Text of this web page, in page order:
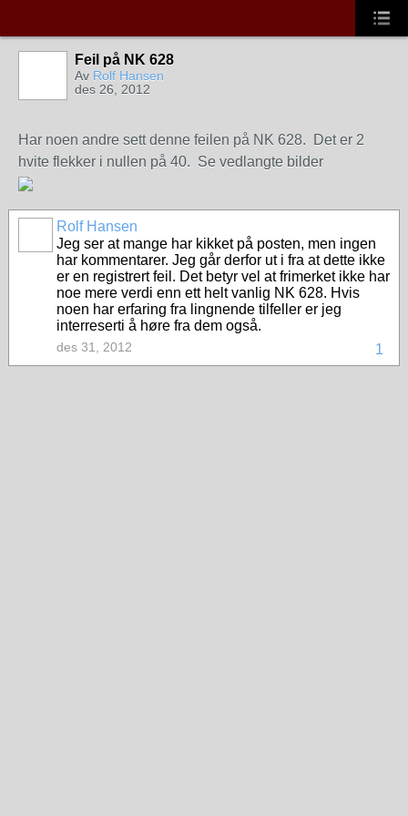
Feil på NK 628
Av Rolf Hansen
des 26, 2012
Har noen andre sett denne feilen på NK 628. Det er 2
hvite flekker i nullen på 40. Se vedlangte bilder
Rolf Hansen
Jeg ser at mange har kikket på posten, men ingen
har kommentarer. Jeg går derfor ut i fra at dette ikke
er en registrert feil. Det betyr vel at frimerket ikke har
noe mere verdi enn ett helt vanlig NK 628. Hvis
noen har erfaring fra lingnende tilfeller er jeg
interreserti å høre fra dem også.
1
des 31, 2012